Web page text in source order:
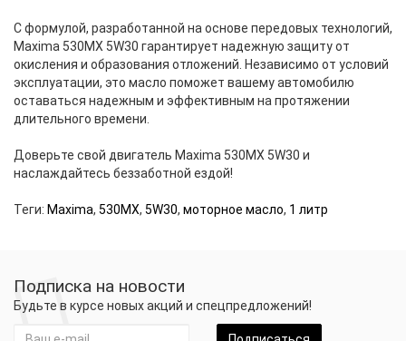
С формулой, разработанной на основе передовых технологий,
Maxima 530MX 5W30 гарантирует надежную защиту от
окисления и образования отложений. Независимо от условий
эксплуатации, это масло поможет вашему автомобилю
оставаться надежным и эффективным на протяжении
длительного времени.
Доверьте свой двигатель Maxima 530MX 5W30 и
наслаждайтесь беззаботной ездой!
Теги: Maxima, 530MX, 5W30, моторное масло, 1 литр
Подписка на новости
Будьте в курсе новых акций и спецпредложений!